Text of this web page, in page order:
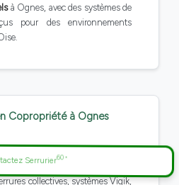
Serrurier60*
à Ognes, avec des systèmes de
pour des environnements
Copropriété à Ognes
solutions d'accès
collectives, systèmes Vigik,